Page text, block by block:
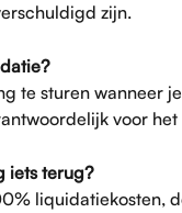
zijn.
te sturen wanneer
voor
iets terug?
liquidatiekosten,